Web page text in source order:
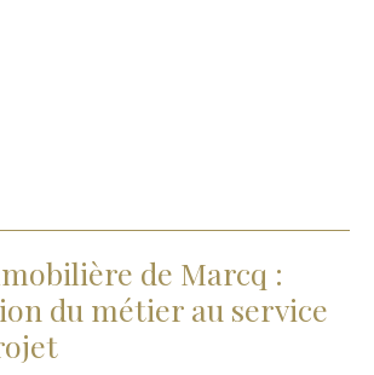
de Marcq :
du métier au service